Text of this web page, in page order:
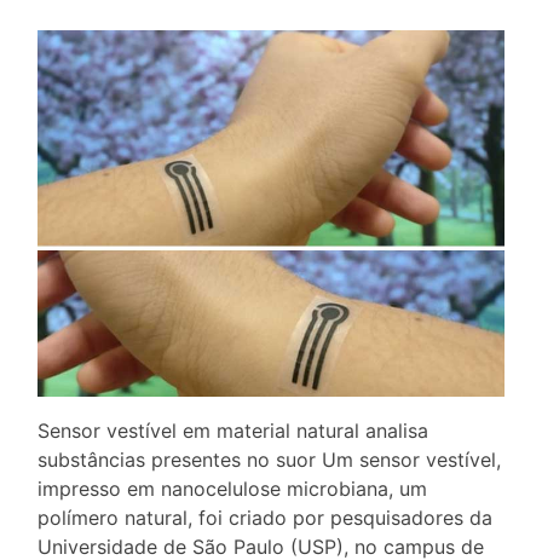
Sensor vestível em material natural analisa
substâncias presentes no suor Um sensor vestível,
impresso em nanocelulose microbiana, um
polímero natural, foi criado por pesquisadores da
Universidade de São Paulo (USP), no campus de